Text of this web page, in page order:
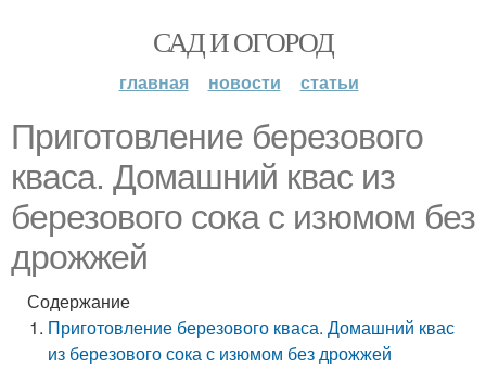
САД И ОГОРОД
главная новости статьи
Приготовление березового
кваса. Домашний квас из
березового сока с изюмом без
дрожжей
Содержание
Приготовление березового кваса. Домашний квас
из березового сока с изюмом без дрожжей